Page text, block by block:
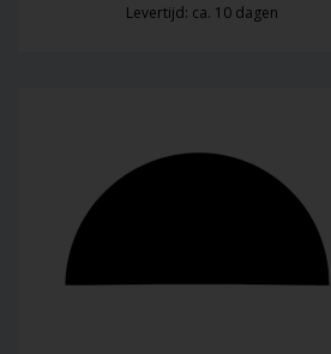
Levertijd: ca. 10 dagen